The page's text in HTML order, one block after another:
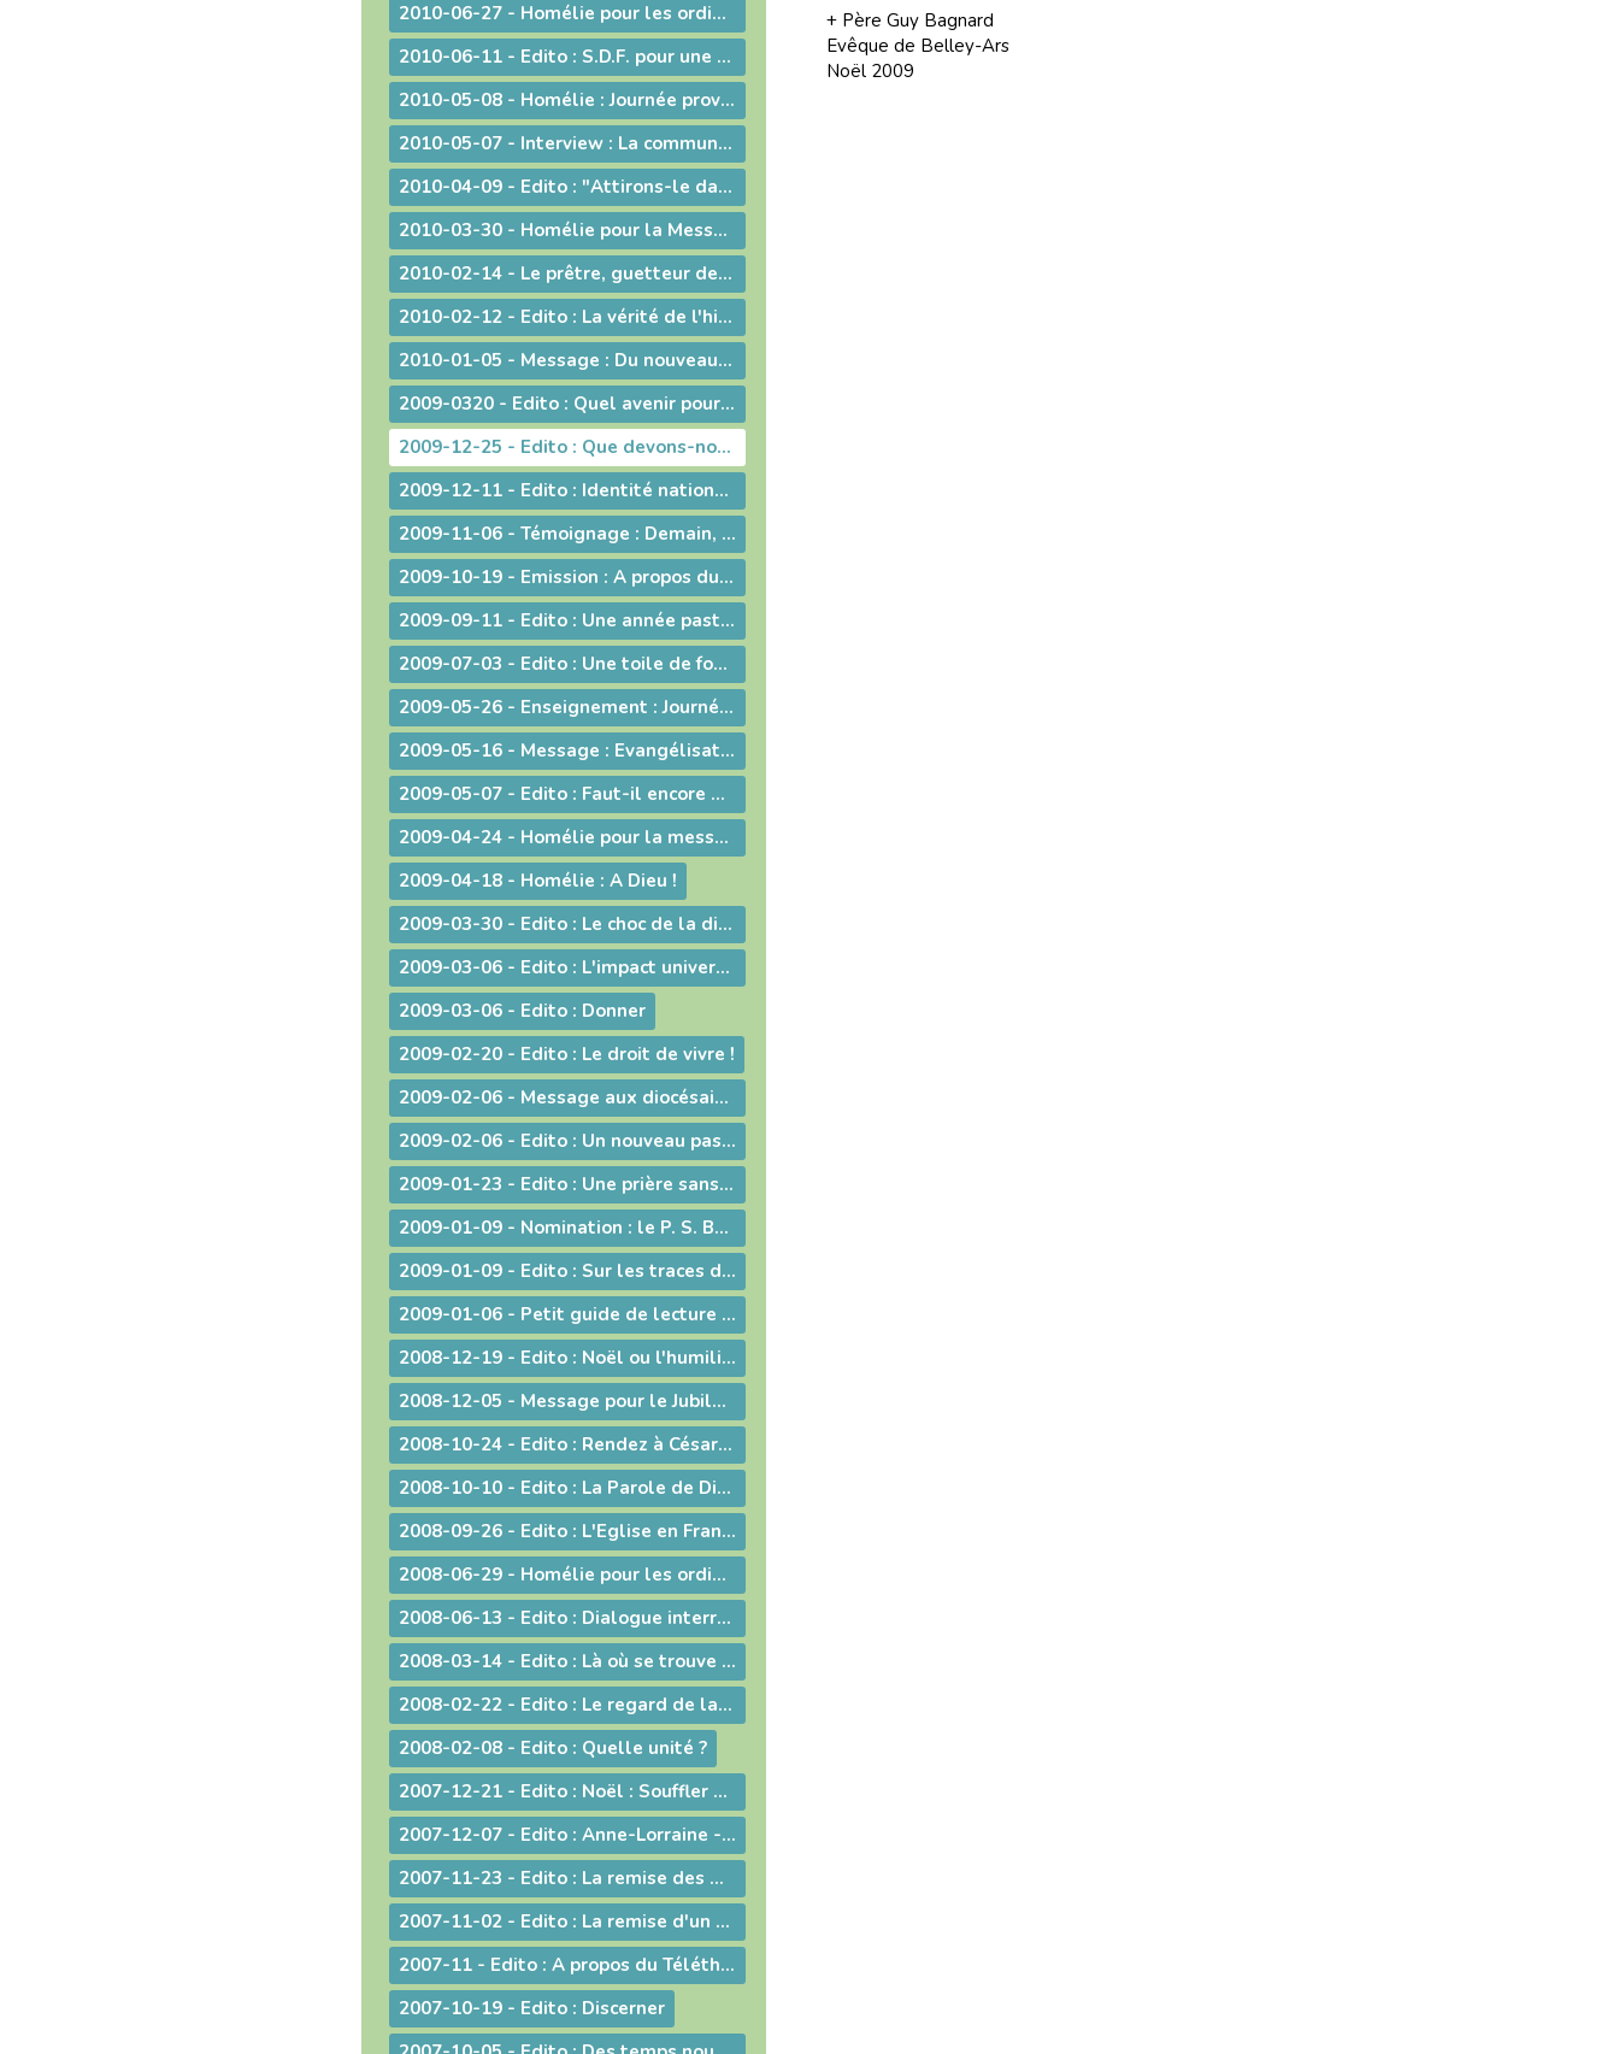
+ Père Guy Ba­gnard
Evê­que de Bel­ley-Ars
Noël 2009
2010-06-27 - Homélie pour les ordinations
2010-06-11 - Edito : S.D.F. pour une quin­zaine !
2010-05-08 - Homélie : Journée provinciale pour les vocations
2010-05-07 - Interview : La communion entre Eglises - Retour d'Irlande
2010-04-09 - Edito : "Attirons-le dans un piège"
2010-03-30 - Homélie pour la Messe chrismale
2010-02-14 - Le prêtre, guetteur de Dieu
2010-02-12 - Edito : La vérité de l'histoire
2010-01-05 - Message : Du nouveau dans la communication du diocèse de Belley-Ars !
2009-0320 - Edito : Quel avenir pour la paternité ?
2009-12-25 - Edito : Que de­vons-nous faire ?
2009-12-11 - Edito : Identité nationale
2009-11-06 - Témoignage : Demain, la vie de nos communautés chrétiennes
2009-10-19 - Emission : A propos du travail le dimanche
2009-09-11 - Edito : Une année pastorale qui ne ressemble à aucune autre !
2009-07-03 - Edito : Une toile de fond peu commune... pour une fin d'année ordinaire !
2009-05-26 - Enseignement : Journée du Presbyterium
2009-05-16 - Message : Evangélisation et année sacerdotale
2009-05-07 - Edito : Faut-il encore garder un peu de religion ?
2009-04-24 - Homélie pour la messe chrismale
2009-04-18 - Homélie : A Dieu !
2009-03-30 - ­Edito : Le choc de la dif­fé­rence
2009-03-06 - Edito : L'impact universel de nos responsabilités individuelles
2009-03-06 - Edito : Donner
2009-02-20 - Edito : Le droit de vivre !
2009-02-06 - Message aux diocésains à propos de la levée des excommunications des quatre évêques de la Fraternité Saint Pie X
2009-02-06 - Edito : Un nouveau pas sur la route de l'évangélisation
2009-01-23 - Edito : Une prière sans parole
2009-01-09 - Nomination : le P. S. Bataille, futur Supérieur du Séminaire Français de Rome
2009-01-09 - Edito : Sur les traces de saint Paul : le Forum de l'évangélisation
2009-01-06 - Petit guide de lecture de l'encylique « L'ÉGLISE VIT DE L'EUCHARISTIE »
2008-12-19 - Edito : Noël ou l'humilité de Dieu
2008-12-05 - Message pour le Jubilé du Saint Curé d'Ars
2008-10-24 - Edito : Rendez à César... rendez à Dieu...
2008-10-10 - Edito : La Parole de Dieu et la marche du monde
2008-09-26 - Edito : L'Eglise en France, une nouvelle fois visitée
2008-06-29 - Homélie pour les ordinations
2008-06-13 - Edito : Dialogue interreligieux : Le sens de la liberté religieuse
2008-03-14 - Edito : Là où se trouve Dieu... là se trouve l'avenir
2008-02-22 - Edito : Le regard de la foi
2008-02-08 - Edito : Quelle unité ?
2007-12-21 - Edito : Noël : Souffler sur les braises de l'espérance !
2007-12-07 - Edito : Anne-Lorraine - Sa résistance lui a coûté la vie !
2007-11-23 - Edito : La remise des Actes : une démarche liturgique
2007-11-02 - Edito : La remise d'un livre : une démarche diocésaine
2007-11 - Edito : A propos du Téléthon 2007
2007-10-19 - Edito : Discerner